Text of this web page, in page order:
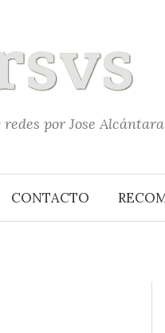
por Jose Alcántara
CONTACTO